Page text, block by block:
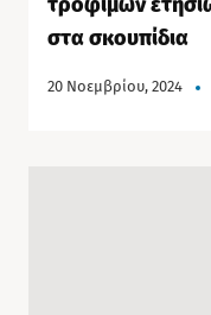
στα σκουπίδια
20 Νοεμβρίου, 2024